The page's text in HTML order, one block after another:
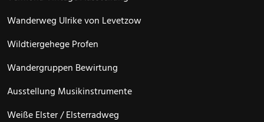
Wanderweg Ulrike von Levetzow
Wildtiergehege Profen
Wandergruppen Bewirtung
Ausstellung Musikinstrumente
Weiße Elster / Elsterradweg